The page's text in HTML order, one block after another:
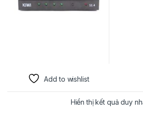
Add to wishlist
Hiển thị kết quả duy